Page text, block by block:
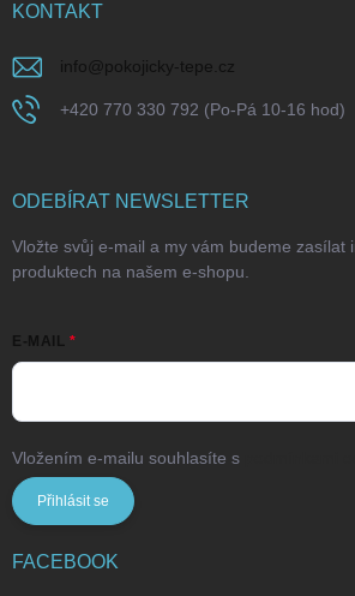
KONTAKT
info @pokojicky-tepe.cz
+420 770 330 792 (Po-Pá 10-16 hod)
ODEBÍRAT NEWSLETTER
Vložte svůj e-mail a my vám budeme zasílat
produktech na našem e-shopu.
E-MAIL
Vložením e-mailu souhlasíte s
Přihlásit se
FACEBOOK